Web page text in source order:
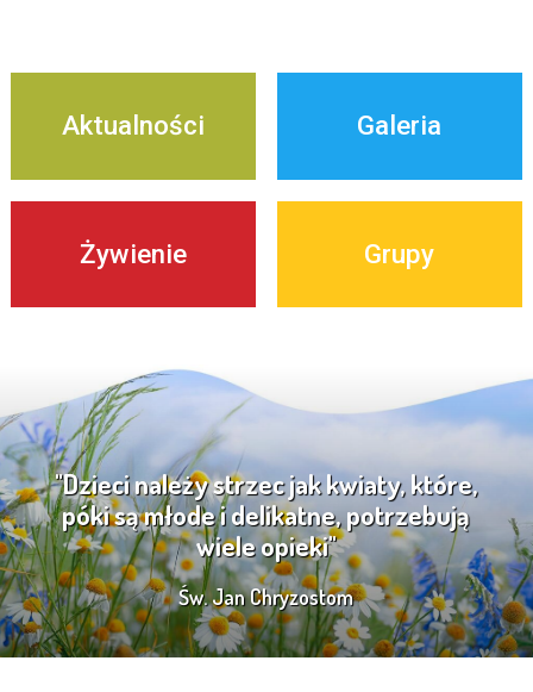
Aktualności Galeria
Żywienie Grupy
"Dzieci należy strzec jak kwiaty, które,
póki są młode i delikatne, potrzebują
wiele opieki"
Św. Jan Chryzostom